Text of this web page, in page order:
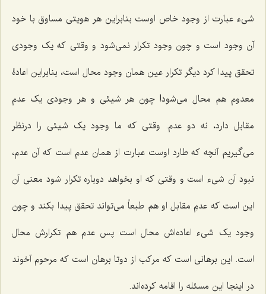
شیء عبارت از وجود خاص اوست بنابراین هر هویتی مساوق با خود
آن وجود است و چون وجود تکرار نمی‌شود و وقتی که یک وجودی
تحقق پیدا کرد دیگر تکرار عین همان وجود محال است، بنابراین اعادۀ
معدوم هم محال می‌شود! چون هر شیئی و هر وجودی یک عدم
مقابل دارد، نه دو عدم. وقتی که ما وجود یک شیئی را درنظر
می‌گیریم آنچه که طارد اوست عبارت از همان عدم است که آن عدم،
نبود آن شیء است و وقتی که او بخواهد دوباره تکرار شود معنی آن
این است که عدمِ مقابل او هم طبعاً می‌تواند تحقق پیدا بکند و چون
وجود یک شیء اعاده‌اش محال است پس عدم هم تکرارش محال
است. این برهانی است که مرکب از دوتا برهان است که مرحوم آخوند
در اینجا این مسئله را اقامه کرده‌اند.